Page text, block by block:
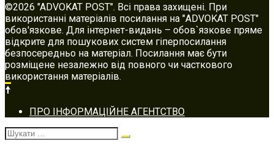
©2026 "ADVOKAT POST". Всі права захищені. При
використанні матеріалів посилання на "ADVOKAT POST"
обов'язкове. Для інтернет-видань – обов`язкове пряме
відкрите для пошукових систем гіперпосилання
безпосередньо на матеріал. Посилання має бути
розміщене незалежно від повного чи часткового
використання матеріалів.
Footer
navigation
ПРО ІНФОРМАЦІЙНЕ АГЕНТСТВО
Шукати: